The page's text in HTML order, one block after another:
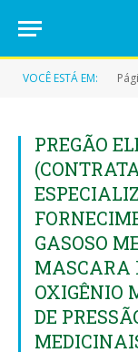
VOCÊ ESTÁ EM:
PREGÃO
GASOSO
MASCARA
OXIGÊNIO
DE